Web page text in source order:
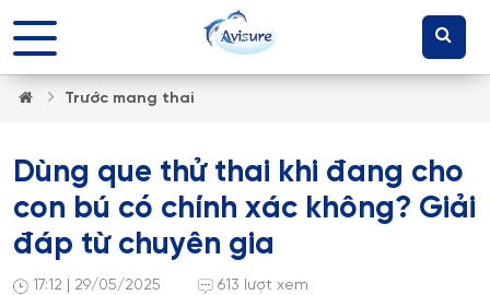
Trước mang thai
Dùng que thử thai khi đang cho
con bú có chính xác không? Giải
đáp từ chuyên gia
17:12 | 29/05/2025 613 lượt xem